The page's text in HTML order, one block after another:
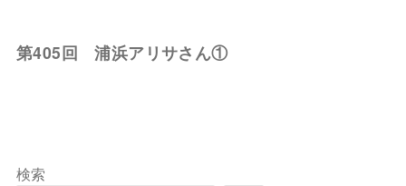
第405回 浦浜アリサさん①
検索